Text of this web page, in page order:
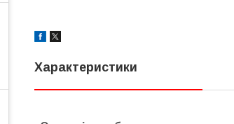
Характеристики